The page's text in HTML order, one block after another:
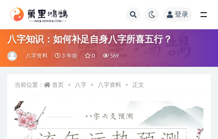
登录
八字知识：如何补足自身八字所喜五行？
八字资料 3 年前 0 569
当前位置： 首页 八字 八字资料 正文